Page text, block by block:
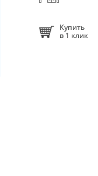
Купить
в 1 клик